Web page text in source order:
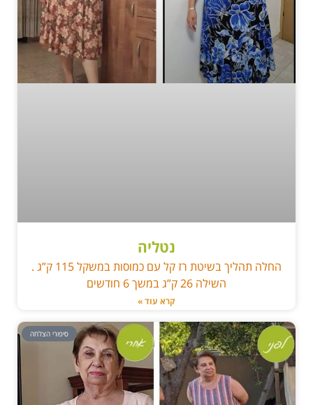
נטליה
החלה תהליך בשיטת רז קל עם כמוסות במשקל 115 ק”ג .
השילה 26 ק”ג במשך 6 חודשים
קרא עוד »
סיפורי הצלחה